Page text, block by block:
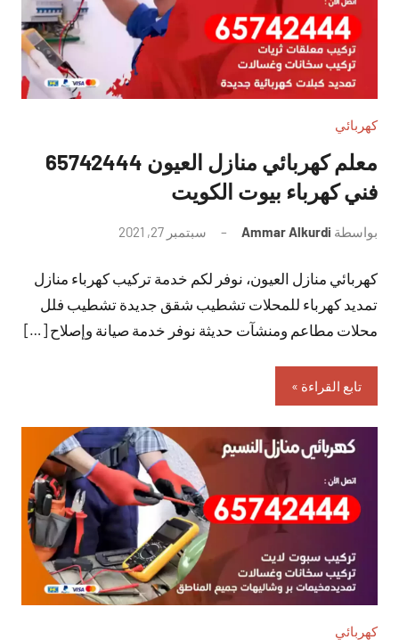
كهربائي
معلم كهربائي منازل العيون 65742444
فني كهرباء بيوت الكويت
بواسطة Ammar Alkurdi سبتمبر 27, 2021
تعليقات
كهربائي منازل العيون، نوفر لكم خدمة تركيب كهرباء منازل
تمديد كهرباء للمحلات تشطيب شقق جديدة تشطيب فلل
محلات مطاعم ومنشآت حديثة نوفر خدمة صيانة وإصلاح […]
تابع القراءة
كهربائي